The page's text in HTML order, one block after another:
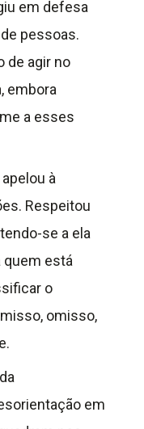
em defesa
pessoas.
de agir no
embora
a esses
à
Respeitou
se a ela
quem está
o
omisso,
em